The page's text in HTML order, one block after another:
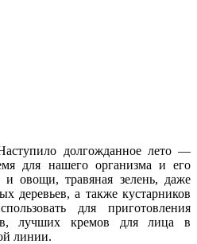
долгожданное лето —
для нашего организма и его
овощи, травяная зелень, даже
деревьев, а также кустарников
для приготовления
лучших кремов для лица в
линии.